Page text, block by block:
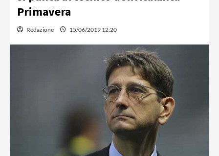
Primavera
Redazione 15/06/2019 12:20